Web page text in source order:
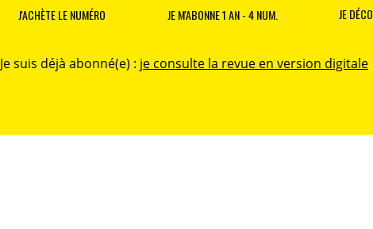
J'ACHÈTE LE NUMÉRO JE M'ABONNE 1 AN - 4 NUM. JE
Je suis déjà abonné(e) : je consulte la revue en version digitale